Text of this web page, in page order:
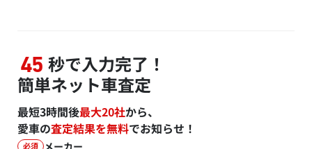
45 秒で入力完了！
簡単ネット車査定
最短3時間後最大20社から、
愛車の査定結果を無料でお知らせ！
必須 メーカー